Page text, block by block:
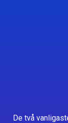
De två